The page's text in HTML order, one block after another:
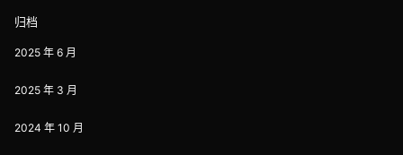
归档
2025 年 6 月
2025 年 3 月
2024 年 10 月